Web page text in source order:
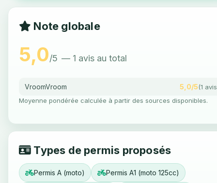
Note globale
5,0/5 — 1 avis au total
VroomVroom 5,0/5(1
Moyenne pondérée calculée à partir des sources disponibles.
Types de permis proposés
Permis A (moto) Permis A1 (moto 125cc)